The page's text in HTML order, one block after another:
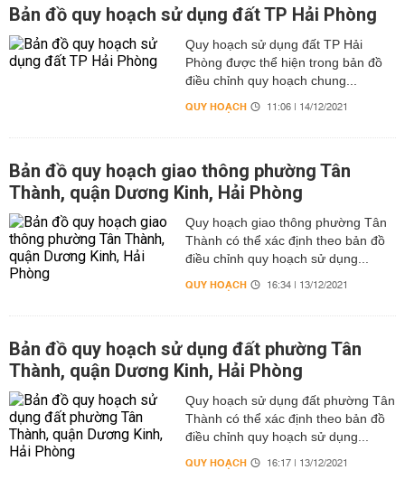
Bản đồ quy hoạch sử dụng đất TP Hải Phòng
Quy hoạch sử dụng đất TP Hải
Phòng được thể hiện trong bản đồ
điều chỉnh quy hoạch chung...
QUY HOẠCH 11:06 | 14/12/2021
Bản đồ quy hoạch giao thông phường Tân
Thành, quận Dương Kinh, Hải Phòng
Quy hoạch giao thông phường Tân
Thành có thể xác định theo bản đồ
điều chỉnh quy hoạch sử dụng...
QUY HOẠCH 16:34 | 13/12/2021
Bản đồ quy hoạch sử dụng đất phường Tân
Thành, quận Dương Kinh, Hải Phòng
Quy hoạch sử dụng đất phường Tân
Thành có thể xác định theo bản đồ
điều chỉnh quy hoạch sử dụng...
QUY HOẠCH 16:17 | 13/12/2021